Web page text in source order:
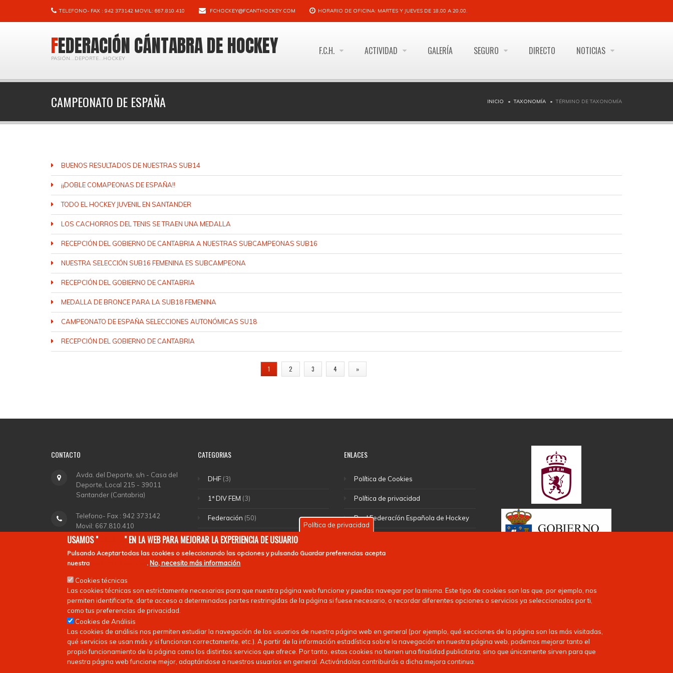
TELEFONO- FAX : 942 373142 MOVIL: 667.810.410 FCHOCKEY@FCANTHOCKEY.COM HORARIO DE OFICINA: MARTES Y JUEVES DE 18,00 A 20,00.
FEDERACIÓN CÁNTABRA DE HOCKEY
PASIÓN...DEPORTE...HOCKEY
F.C.H. ACTIVIDAD GALERÍA SEGURO DIRECTO NOTICIAS
CAMPEONATO DE ESPAÑA INICIO TAXONOMÍA TÉRMINO DE TAXONOMÍA
BUENOS RESULTADOS DE NUESTRAS SUB14
¡¡DOBLE COMAPEONAS DE ESPAÑA!!
TODO EL HOCKEY JUVENIL EN SANTANDER
LOS CACHORROS DEL TENIS SE TRAEN UNA MEDALLA
RECEPCIÓN DEL GOBIERNO DE CANTABRIA A NUESTRAS SUBCAMPEONAS SUB16
NUESTRA SELECCIÓN SUB16 FEMENINA ES SUBCAMPEONA
RECEPCIÓN DEL GOBIERNO DE CANTABRIA
MEDALLA DE BRONCE PARA LA SUB18 FEMENINA
CAMPEONATO DE ESPAÑA SELECCIONES AUTONÓMICAS SU18
RECEPCIÓN DEL GOBIERNO DE CANTABRIA
1 2 3 4 »
CONTACTO
Avda. del Deporte, s/n - Casa del
Deporte, Local 215 - 39011
Santander (Cantabria)
Telefono- Fax : 942 373142
Movil: 667.810.410
fchockey@fcanthockey.com
Jueves de 18,00 a 20,00.
CATEGORIAS
DHF(3)
1ª DIV FEM (3)
Federación (50)
Selecciones(46)
DHA(1)
Ligas nacionales (13)
ENLACES
Política de Cookies
Política de privacidad
Real Federacíón Española de Hockey
Política de privacidad
USAMOS "COOKIES " EN LA WEB PARA MEJORAR LA EXPERIENCIA DE USUARIO
PulsandoAceptar todas las cookies o seleccionando las opciones y pulsando Guardar preferencias acepta
nuestra
. No, necesito más información
Cookies técnicas
Las cookies técnicas son estrictamente necesarias para que nuestra página web funcione y puedas navegar por la misma. Este tipo de cookies son las que, por ejemplo, nos
permiten identificarte, darte acceso a determinadas partes restringidas de la página si fuese necesario, o recordar diferentes opciones o servicios ya seleccionados por ti,
como tus preferencias de privacidad.
Cookies de Análisis
Las cookies de análisis nos permiten estudiar la navegación de los usuarios de nuestra página web en general (por ejemplo, qué secciones de la página son las más visitadas,
qué servicios se usan más y si funcionan correctamente, etc.). A partir de la información estadística sobre la navegación en nuestra página web, podemos mejorar tanto el
propio funcionamiento de la página como los distintos servicios que ofrece. Por tanto, estas cookies no tienen una finalidad publicitaria, sino que únicamente sirven para que
nuestra página web funcione mejor, adaptándose a nuestros usuarios en general. Activándolas contribuirás a dicha mejora continua.